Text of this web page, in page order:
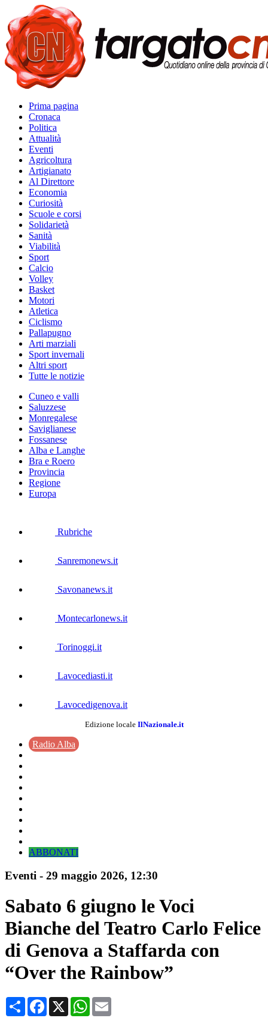
Prima pagina
Cronaca
Politica
Attualità
Eventi
Agricoltura
Artigianato
Al Direttore
Economia
Curiosità
Scuole e corsi
Solidarietà
Sanità
Viabilità
Sport
Calcio
Volley
Basket
Motori
Atletica
Ciclismo
Pallapugno
Arti marziali
Sport invernali
Altri sport
Tutte le notizie
Cuneo e valli
Saluzzese
Monregalese
Saviglianese
Fossanese
Alba e Langhe
Bra e Roero
Provincia
Regione
Europa
Rubriche
Sanremonews.it
Savonanews.it
Montecarlonews.it
Torinoggi.it
Lavocediasti.it
Lavocedigenova.it
Edizione locale IlNazionale.it
Radio Alba
ABBONATI
Eventi - 29 maggio 2026, 12:30
Sabato 6 giugno le Voci
Bianche del Teatro Carlo Felice
di Genova a Staffarda con
“Over the Rainbow”
CondividiFacebook
X WhatsApp